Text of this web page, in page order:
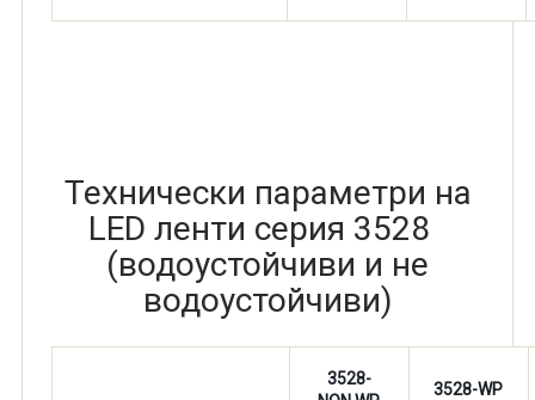
Технически параметри на
LED ленти серия 3528
(водоустойчиви и не
водоустойчиви)
3528-
3528-WP